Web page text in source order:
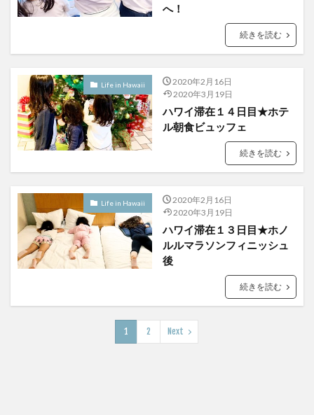
へ！
続きを読む
Life in Hawaii
2020年2月16日
2020年3月19日
ハワイ滞在１４日目★ホテ
ル朝食ビュッフェ
続きを読む
Life in Hawaii
2020年2月16日
2020年3月19日
ハワイ滞在１３日目★ホノ
ルルマラソンフィニッシュ
後
続きを読む
1 2 Next